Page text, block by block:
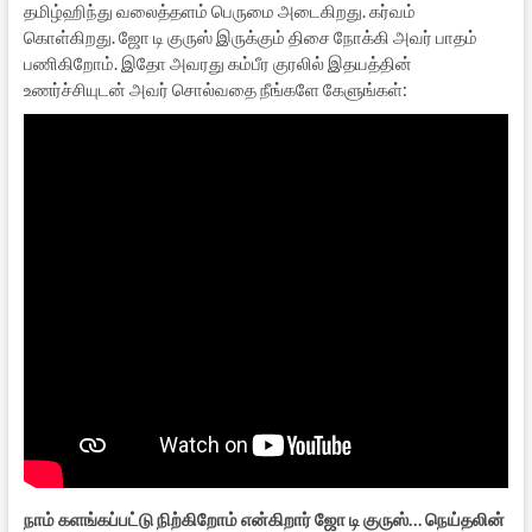
தமிழ்ஹிந்து வலைத்தளம் பெருமை அடைகிறது. கர்வம்
கொள்கிறது. ஜோ டி குருஸ் இருக்கும் திசை நோக்கி அவர் பாதம்
பணிகிறோம். இதோ அவரது கம்பீர குரலில் இதயத்தின்
உணர்ச்சியுடன் அவர் சொல்வதை நீங்களே கேளுங்கள்:
நாம் களங்கப்பட்டு நிற்கிறோம் என்கிறார் ஜோ டி குருஸ்… நெய்தலின்